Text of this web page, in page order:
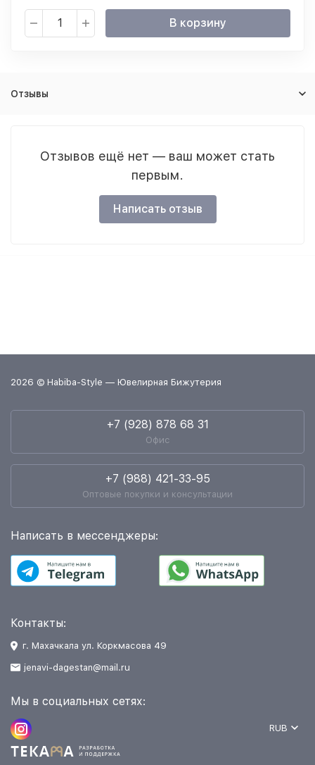
В корзину
Отзывы
Отзывов ещё нет — ваш может стать
первым.
Написать отзыв
2026 © Habiba-Style — Ювелирная Бижутерия
+7 (928) 878 68 31
Офис
+7 (988) 421-33-95
Оптовые покупки и консультации
Написать в мессенджеры:
Контакты:
г. Махачкала ул. Коркмасова 49
jenavi-dagestan@mail.ru
Мы в социальных сетях:
RUB